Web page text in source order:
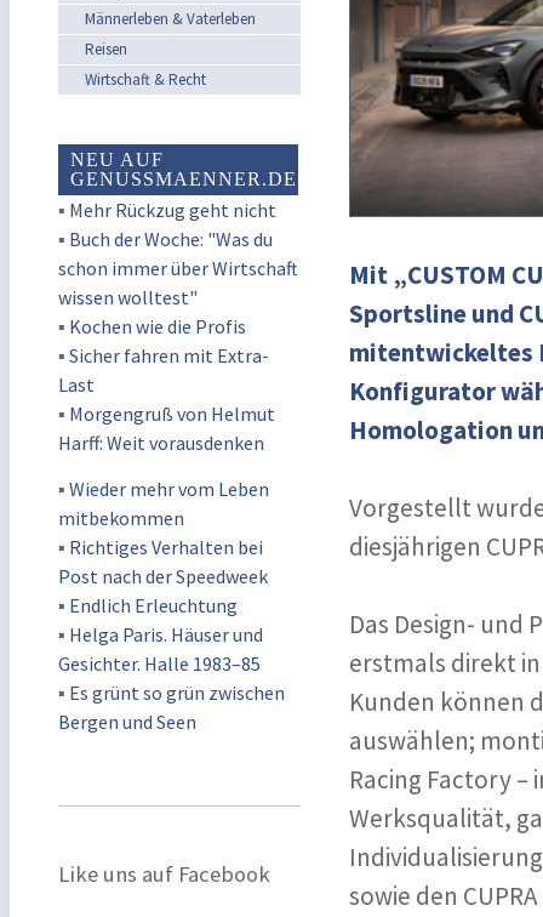
Männerleben & Vaterleben
Reisen
Wirtschaft & Recht
NEU AUF
GENUSSMAENNER.DE
▪ Mehr Rückzug geht nicht
▪ Buch der Woche: "Was du
schon immer über Wirtschaft
wissen wolltest"
▪ Kochen wie die Profis
▪ Sicher fahren mit Extra-
Last
▪ Morgengruß von Helmut
Harff: Weit vorausdenken
▪ Wieder mehr vom Leben
mitbekommen
▪ Richtiges Verhalten bei
Post nach der Speedweek
▪ Endlich Erleuchtung
▪ Helga Paris. Häuser und
Gesichter. Halle 1983–85
▪ Es grünt so grün zwischen
Bergen und Seen
Like uns auf Facebook
Mit „CUSTOM
Sportsline und
mitentwickeltes
Konfigurator
Homologation
Vorgestellt
diesjährigen
Das Design- und
erstmals direkt
Kunden können
auswählen;
Racing Factory
Werksqualität,
sowie den